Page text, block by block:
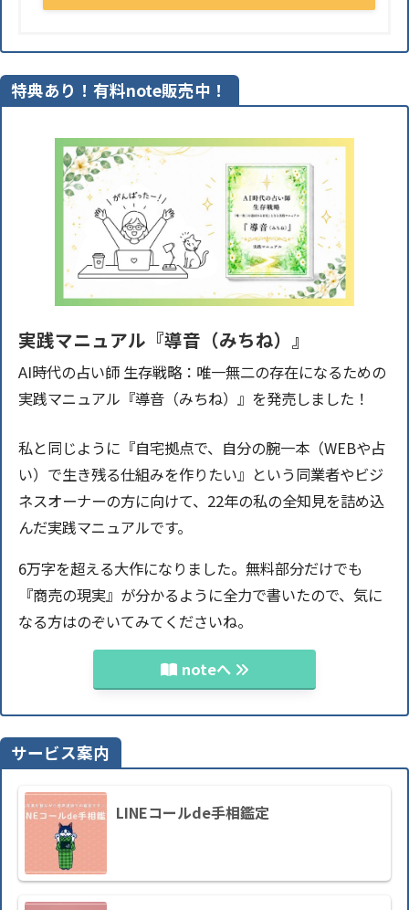
特典あり！有料note販売中！
実践マニュアル『導音（みちね）』
AI時代の占い師 生存戦略：唯一無二の存在になるための
実践マニュアル『導音（みちね）』を発売しました！
私と同じように『自宅拠点で、自分の腕一本（WEBや占
い）で生き残る仕組みを作りたい』という同業者やビジ
ネスオーナーの方に向けて、22年の私の全知見を詰め込
んだ実践マニュアルです。
6万字を超える大作になりました。無料部分だけでも
『商売の現実』が分かるように全力で書いたので、気に
なる方はのぞいてみてくださいね。
noteへ
サービス案内
LINEコールde手相鑑定